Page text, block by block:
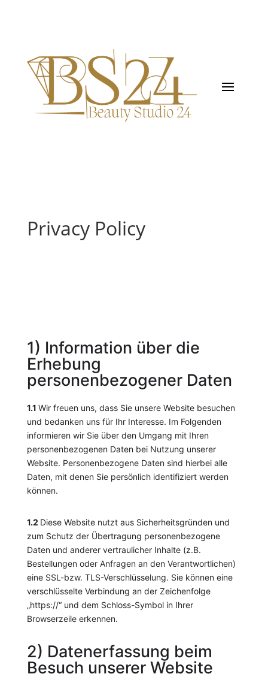
Privacy Policy
1) Information über die
Erhebung
personenbezogener Daten
1.1 Wir freuen uns, dass Sie unsere Website besuchen
und bedanken uns für Ihr Interesse. Im Folgenden
informieren wir Sie über den Umgang mit Ihren
personenbezogenen Daten bei Nutzung unserer
Website. Personenbezogene Daten sind hierbei alle
Daten, mit denen Sie persönlich identifiziert werden
können.
1.2 Diese Website nutzt aus Sicherheitsgründen und
zum Schutz der Übertragung personenbezogene
Daten und anderer vertraulicher Inhalte (z.B.
Bestellungen oder Anfragen an den Verantwortlichen)
eine SSL-bzw. TLS-Verschlüsselung. Sie können eine
verschlüsselte Verbindung an der Zeichenfolge
„https://“ und dem Schloss-Symbol in Ihrer
Browserzeile erkennen.
2) Datenerfassung beim
Besuch unserer Website